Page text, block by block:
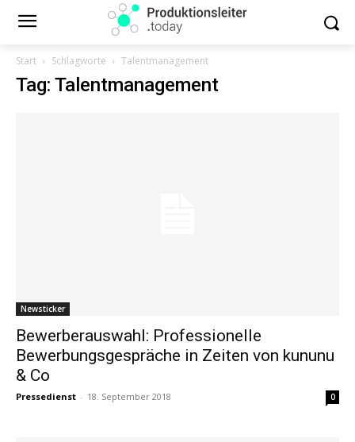
Start Schlagworte Talentmanagement
Tag: Talentmanagement
Newsticker
Bewerberauswahl: Professionelle
Bewerbungsgespräche in Zeiten von kununu
& Co
Pressedienst - 18. September 2018 0